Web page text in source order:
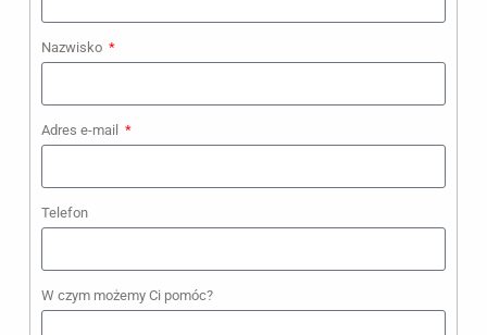
Nazwisko
Adres e-mail
Telefon
W czym możemy Ci pomóc?